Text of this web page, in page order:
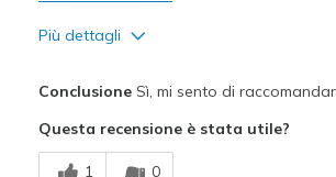
Più dettagli
Comfortable
ConclusioneSì, mi sento di
Questa recensione è stata utile?
1 0